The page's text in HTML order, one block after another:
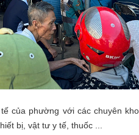
phường với các chuyên
bị, vật tư y tế, thuốc ...